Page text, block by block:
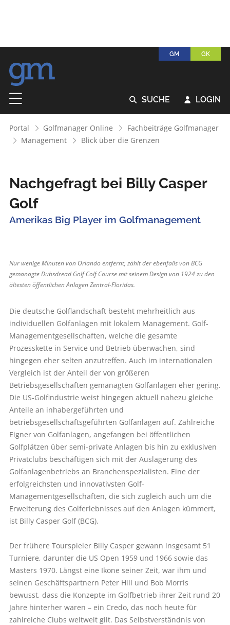
GM GK
 SUCHE  LOGIN
Portal Golfmanager Online
Fachbeiträge Golfmanager
Management
Blick über die Grenzen
Nachgefragt bei Billy Casper
Golf
Amerikas Big Player im Golfmanagement
Nur wenige Minuten von Orlando entfernt, zählt der ebenfalls von BCG
gemanagte ­Dubsdread Golf Colf Course mit seinem Design von 1924 zu den
ältesten öffentlichen ­Anlagen Zentral-Floridas.
Die deutsche Golflandschaft besteht mehrheitlich aus
individuellen Golfanlagen mit lokalem Management. Golf-
Managementgesellschaften, welche die gesamte
Prozesskette in Service und Betrieb überwachen, sind
hingegen eher selten anzutreffen. Auch im internationalen
Vergleich ist der Anteil der von größeren
Betriebsgesellschaften gemanagten Golfanlagen eher gering.
Die US-Golfindustrie weist hingegen aktuell nahezu gleiche
Anteile an inhabergeführten und
betriebsgesellschaftsgeführten Golf­anlagen auf. Zahlreiche
Eigner von Golfanlagen, angefangen bei öffentlichen
Golfplätzen über semi-private Anlagen bis hin zu exklusiven
Privatclubs beschäftigen sich mit der Auslagerung des
Golfanlagenbetriebs an Branchenspezialisten. Eine der
erfolgreichsten und innovativsten Golf-
Managementgesellschaften, die sich zugleich auch um die
Erweiterung des Golferlebnisses auf den Anlagen kümmert,
ist Billy Casper Golf (BCG).
Der frühere Tourspieler Billy Casper gewann insgesamt 51
Turniere, darunter die US Open 1959 und 1966 sowie das
Masters 1970. Längst eine Ikone seiner Zeit, war ihm und
seinen Geschäftspartnern Peter Hill und Bob Morris
bewusst, dass die Konzepte im Golfbetrieb ihrer Zeit rund 20
Jahre hinterher waren – ein Credo, das noch heute für
zahlreiche Clubs weltweit gilt. Das Selbstverständnis von